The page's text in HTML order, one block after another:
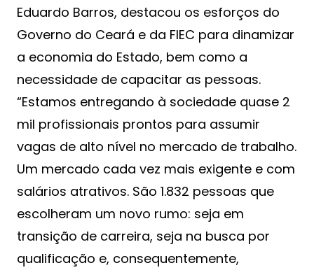
Eduardo Barros, destacou os esforços do
Governo do Ceará e da FIEC para dinamizar
a economia do Estado, bem como a
necessidade de capacitar as pessoas.
“Estamos entregando à sociedade quase 2
mil profissionais prontos para assumir
vagas de alto nível no mercado de trabalho.
Um mercado cada vez mais exigente e com
salários atrativos. São 1.832 pessoas que
escolheram um novo rumo: seja em
transição de carreira, seja na busca por
qualificação e, consequentemente,